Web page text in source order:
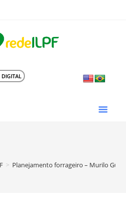
DIGITAL
> Planejamento forrageiro – Murilo